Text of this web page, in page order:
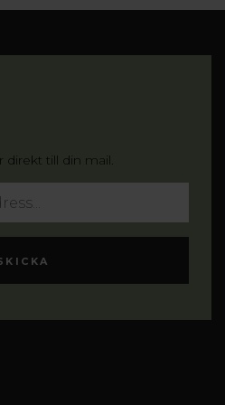
direkt till din mail.